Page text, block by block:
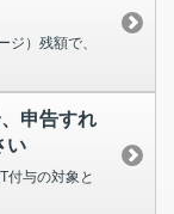
）残額で、
申告すれ
い
付与の対象と